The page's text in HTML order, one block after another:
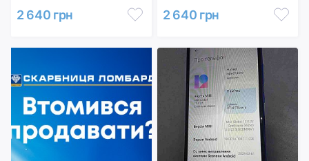
2 640 грн 2 640 грн